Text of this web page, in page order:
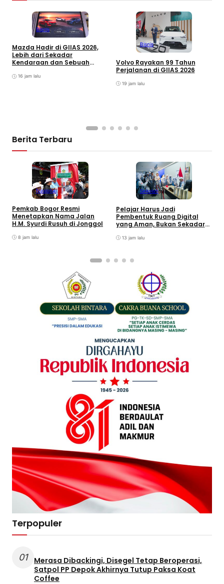
Bisnis
Mazda Hadir di GIIAS 2026,
Lebih dari Sekadar
Kendaraan dan Sebuah
16 jam lalu
Bisnis
Volvo Rayakan 99 Tahun
Perjalanan di GIIAS 2026
19 jam lalu
Berita Terbaru
Nasional
Pemkab Bogor Resmi
Menetapkan Nama Jalan
H.M. Syurdi Rusuh di Jonggol
8 jam lalu
Sekolah
Pelajar Harus Jadi
Pembentuk Ruang Digital
yang Aman, Bukan Sekadar
13 jam lalu
Terpopuler
01
Merasa Dibackingi, Disegel Tetap Beroperasi,
Satpol PP Depok Akhirnya Tutup Paksa Koat
Coffee